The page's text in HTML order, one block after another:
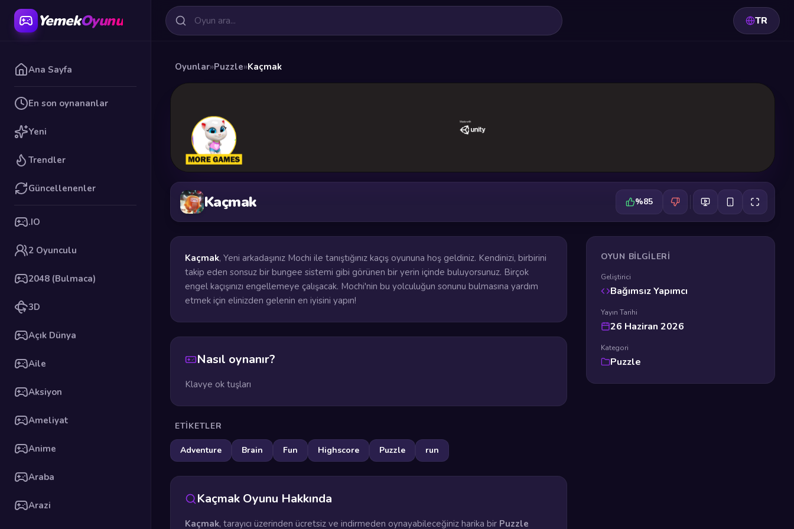
YemekOyunu
Ana Sayfa
En son oynananlar
Yeni
Trendler
Güncellenenler
.IO
2 Oyunculu
2048 (Bulmaca)
3D
Açık Dünya
Aile
Aksiyon
Ameliyat
Anime
Araba
Arazi
TR
Oyunlar»Puzzle»Kaçmak
Kaçmak %85
Kaçmak, Yeni arkadaşınız Mochi ile tanıştığınız kaçış oyununa hoş geldiniz. Kendinizi, birbirini
takip eden sonsuz bir bungee sistemi gibi görünen bir yerin içinde buluyorsunuz. Birçok
engel kaçışınızı engellemeye çalışacak. Mochi'nin bu yolculuğun sonunu bulmasına yardım
etmek için elinizden gelenin en iyisini yapın!
Nasıl oynanır?
Klavye ok tuşları
ETIKETLER
Adventure Brain Fun Highscore Puzzle run
Kaçmak Oyunu Hakkında
Kaçmak, tarayıcı üzerinden ücretsiz ve indirmeden oynayabileceğiniz harika bir Puzzle
OYUN BILGILERI
Geliştirici
Bağımsız Yapımcı
Yayın Tarihi
26 Haziran 2026
Kategori
Puzzle